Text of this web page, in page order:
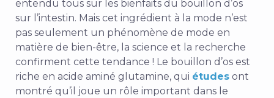
entendu tous sur les bienfaits du bouillon d’os
sur l’intestin. Mais cet ingrédient à la mode n’est
pas seulement un phénomène de mode en
matière de bien-être, la science et la recherche
confirment cette tendance ! Le bouillon d’os est
riche en acide aminé glutamine, qui études ont
montré qu’il joue un rôle important dans le